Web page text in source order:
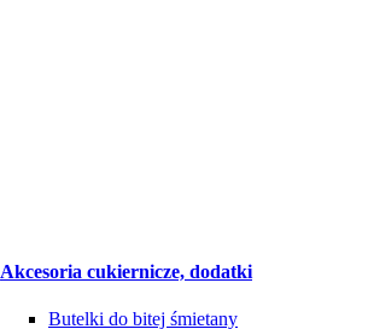
Akcesoria cukiernicze, dodatki
Butelki do bitej śmietany